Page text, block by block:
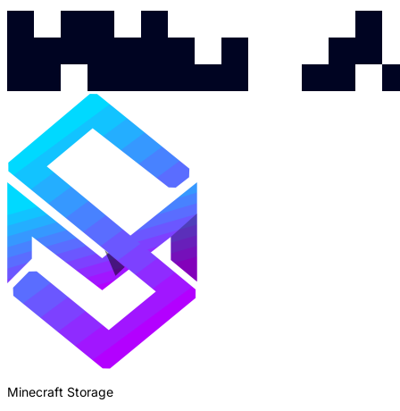
Minecraft Storage